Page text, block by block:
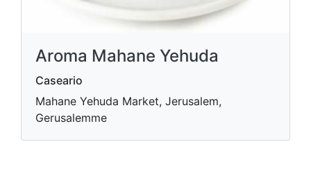
Aroma Mahane Yehuda
Caseario
Mahane Yehuda Market, Jerusalem,
Gerusalemme